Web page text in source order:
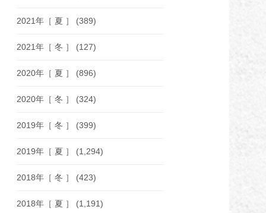
2021年［ 夏 ］ (389)
2021年［ 冬 ］ (127)
2020年［ 夏 ］ (896)
2020年［ 冬 ］ (324)
2019年［ 冬 ］ (399)
2019年［ 夏 ］ (1,294)
2018年［ 冬 ］ (423)
2018年［ 夏 ］ (1,191)